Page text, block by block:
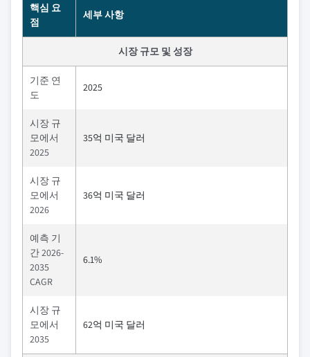
핵심 요
점
세부 사항
시장 규모 및 성장
기준 연
도
2025
시장 규
모에서
2025
35억 미국 달러
시장 규
모에서
2026
36억 미국 달러
예측 기
간 2026-
2035
CAGR
6.1%
시장 규
모에서
2035
62억 미국 달러